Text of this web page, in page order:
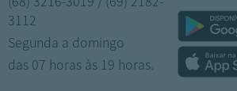
3112
Segunda a domingo
das 07 horas às 19 horas.